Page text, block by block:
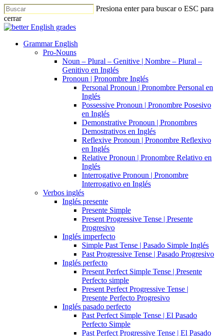
Presiona enter para buscar o ESC para
cerrar
Grammar English
Pro-Nouns
Noun – Plural – Genitive | Nombre – Plural –
Genitivo en Inglés
Pronoun | Pronombre Inglés
Personal Pronoun | Pronombre Personal en
Inglés
Possessive Pronoun | Pronombre Posesivo
en Inglés
Demonstrative Pronoun | Pronombres
Demostrativos en Inglés
Reflexive Pronoun | Pronombre Reflexivo
en Inglés
Relative Pronoun | Pronombre Relativo en
Inglés
Interrogative Pronoun | Pronombre
Interrogativo en Inglés
Verbos inglés
Inglés presente
Presente Simple
Present Progressive Tense | Presente
Progresivo
Inglés imperfecto
Simple Past Tense | Pasado Simple Inglés
Past Progressive Tense | Pasado Progresivo
Inglés perfecto
Present Perfect Simple Tense | Presente
Perfecto simple
Present Perfect Progressive Tense |
Presente Perfecto Progresivo
Inglés pasado perfecto
Past Perfect Simple Tense | El Pasado
Perfecto Simple
Past Perfect Progressive Tense | El Pasado